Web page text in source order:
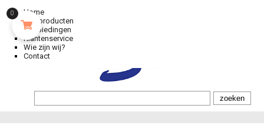
Home
Alle producten
Aanbiedingen
Klantenservice
Wie zijn wij?
Contact
0